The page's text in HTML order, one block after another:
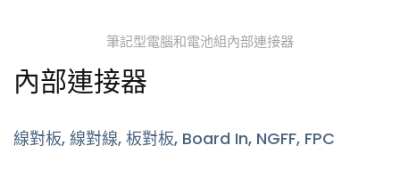
筆記型電腦和電池組內部連接器
內部連接器
線對板, 線對線, 板對板, Board In, NGFF, FPC